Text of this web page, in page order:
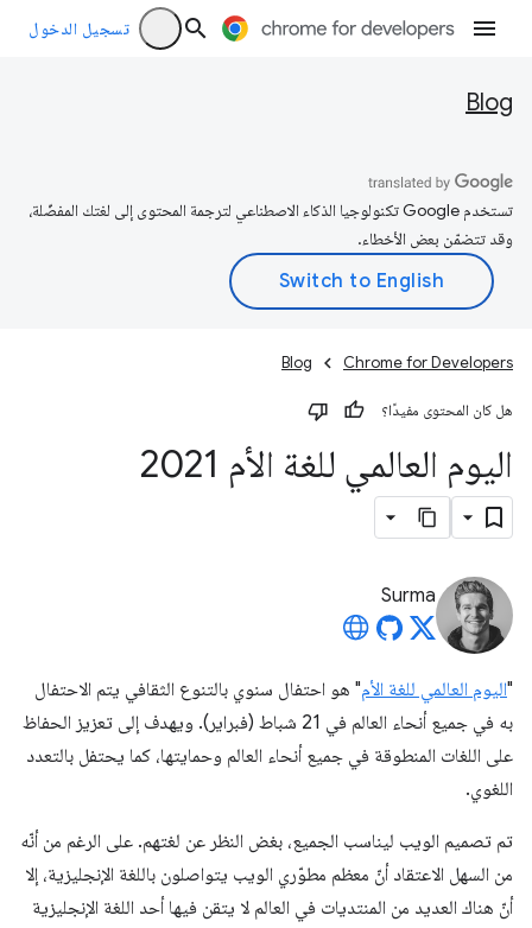
تسجيل الدخول
Blog
تستخدم Google تكنولوجيا الذكاء الاصطناعي لترجمة المحتوى إلى لغتك المفضّلة،
وقد تتضمّن بعض الأخطاء.
Chrome for Developers
Blog
هل كان المحتوى مفيدًا؟
اليوم العالمي للغة الأم 2021
Surma
"اليوم العالمي للغة الأم" هو احتفال سنوي بالتنوع الثقافي يتم الاحتفال
به في جميع أنحاء العالم في 21 شباط (فبراير). ويهدف إلى تعزيز الحفاظ
على اللغات المنطوقة في جميع أنحاء العالم وحمايتها، كما يحتفل بالتعدد
اللغوي.
تم تصميم الويب ليناسب الجميع، بغض النظر عن لغتهم. على الرغم من أنّه
من السهل الاعتقاد أنّ معظم مطوّري الويب يتواصلون باللغة الإنجليزية، إلا
أنّ هناك العديد من المنتديات في العالم لا يتقن فيها أحد اللغة الإنجليزية